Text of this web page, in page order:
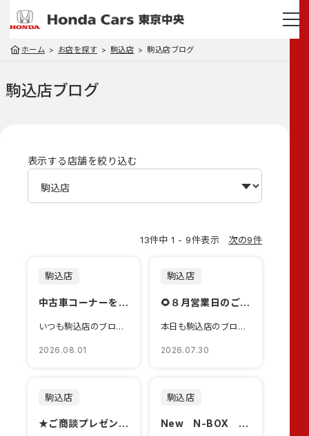
ホーム お店を探す 駒込店 駒込店ブログ
駒込店ブログ
表示する店舗を絞り込む
13件中 1 - 9件表示 次の9件
駒込店
2026.08.01
中古車コーナーを常設しました♪
いつも駒込店のブログをご覧いただきありがとうございます本日 令和８年８月１日（土...
駒込店
2026.07.30
🌻８月営業日のご案内🌻
本日も駒込店のブログをご覧いただきありがとうございます🌻８月の夏...
駒込店
★ご商談プレゼント★
駒込店
New N-BOX 登場！